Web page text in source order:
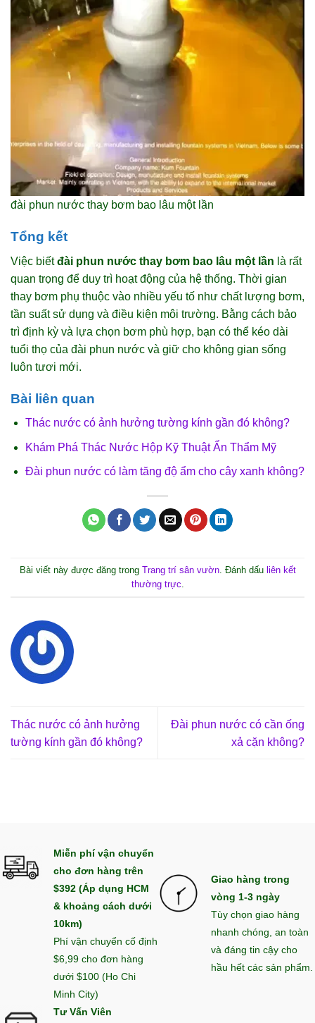
đài phun nước thay bơm bao lâu một lần
Tổng kết
Việc biếtđài phun nước thay bơm bao lâu một lần là rất
quan trọng để duy trì hoạt động của hệ thống. Thời gian
thay bơm phụ thuộc vào nhiều yếu tố như chất lượng bơm,
tần suất sử dụng và điều kiện môi trường. Bằng cách bảo
trì định kỳ và lựa chọn bơm phù hợp, bạn có thể kéo dài
tuổi thọ của đài phun nước và giữ cho không gian sống
luôn tươi mới.
Bài liên quan
Thác nước có ảnh hưởng tường kính gần đó không?
Khám Phá Thác Nước Hộp Kỹ Thuật Ẩn Thẩm Mỹ
Đài phun nước có làm tăng độ ẩm cho cây xanh không?
Bài viết này được đăng trong Trang trí sân vườn. Đánh dấu liên kết
thường trực
Thác nước có ảnh hưởng
tường kính gần đó không?
Đài phun nước có cần ống
xả cặn không?
Miễn phí vận chuyển
cho đơn hàng trên
$392 (Áp dụng HCM
& khoảng cách dưới
10km)
Phí vận chuyển cố định
$6,99 cho đơn hàng
dưới $100 (Ho Chi
Minh City)
Giao hàng trong
vòng 1-3 ngày
Tùy chọn giao hàng
nhanh chóng, an toàn
và đáng tin cậy cho
hầu hết các sản phẩm.
Tư Vấn Viên